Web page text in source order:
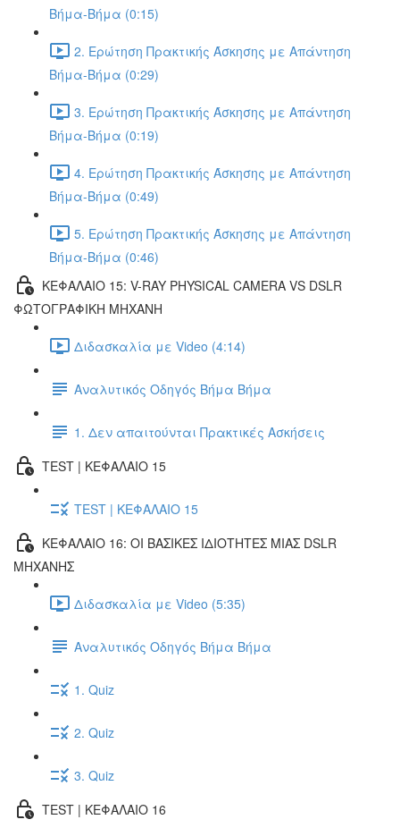
Βήμα-Βήμα (0:15)
2. Ερώτηση Πρακτικής Άσκησης με Απάντηση
Βήμα-Βήμα (0:29)
3. Ερώτηση Πρακτικής Άσκησης με Απάντηση
Βήμα-Βήμα (0:19)
4. Ερώτηση Πρακτικής Άσκησης με Απάντηση
Βήμα-Βήμα (0:49)
5. Ερώτηση Πρακτικής Άσκησης με Απάντηση
Βήμα-Βήμα (0:46)
ΚΕΦΑΛΑΙΟ 15: V-RAY PHYSICAL CAMERA VS DSLR
ΦΩΤΟΓΡΑΦΙΚΗ ΜΗΧΑΝΗ
Διδασκαλία με Video (4:14)
Αναλυτικός Οδηγός Βήμα Βήμα
1. Δεν απαιτούνται Πρακτικές Ασκήσεις
TEST | ΚΕΦΑΛΑΙΟ 15
TEST | ΚΕΦΑΛΑΙΟ 15
ΚΕΦΑΛΑΙΟ 16: ΟΙ ΒΑΣΙΚΕΣ ΙΔΙΟΤΗΤΕΣ ΜΙΑΣ DSLR
ΜΗΧΑΝΗΣ
Διδασκαλία με Video (5:35)
Αναλυτικός Οδηγός Βήμα Βήμα
1. Quiz
2. Quiz
3. Quiz
TEST | ΚΕΦΑΛΑΙΟ 16